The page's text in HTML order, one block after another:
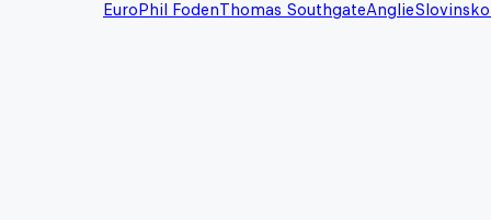
EuroPhil FodenThomas SouthgateAnglieSlovinsko